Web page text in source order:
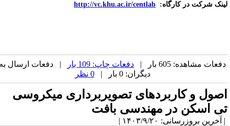
شرکت در کارگاه:http://vc.khu.ac.ir/centlab
مشاهده: 605 بار | دفعات چاپ: 109 بار
| دفعات ارسال به
دیگران: 0 بار |
و کاربردهای تصویربرداری میکروسی
اسکن در مهندسی بافت
بروزرسانی: ۱۴۰۳/۹/۲۰ |